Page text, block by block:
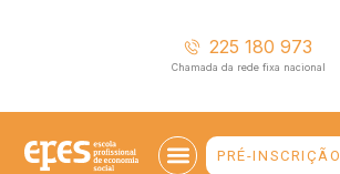
225 180 973
Chamada da rede fixa nacional
PRÉ-INSCRIÇÃO